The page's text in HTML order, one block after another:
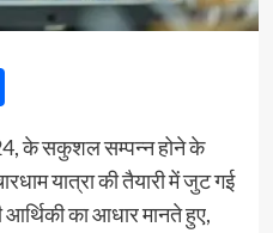
Share
के सकुशल सम्पन्न होने के
यात्रा की तैयारी में जुट गई
का आधार मानते हुए,